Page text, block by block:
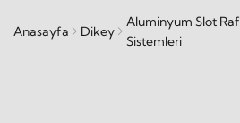
Anasayfa Dikey
Aluminyum Slot Raf
Sistemleri